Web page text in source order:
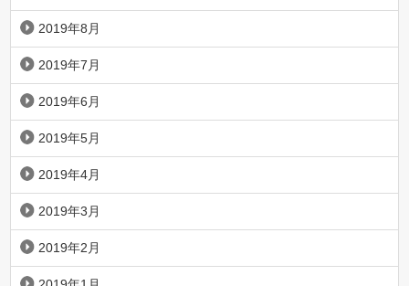
2019年8月
2019年7月
2019年6月
2019年5月
2019年4月
2019年3月
2019年2月